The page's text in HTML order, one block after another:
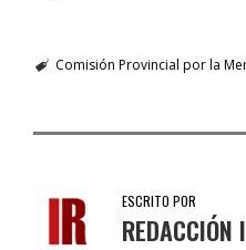
Comisión Provincial por la
ESCRITO POR
REDACCIÓN